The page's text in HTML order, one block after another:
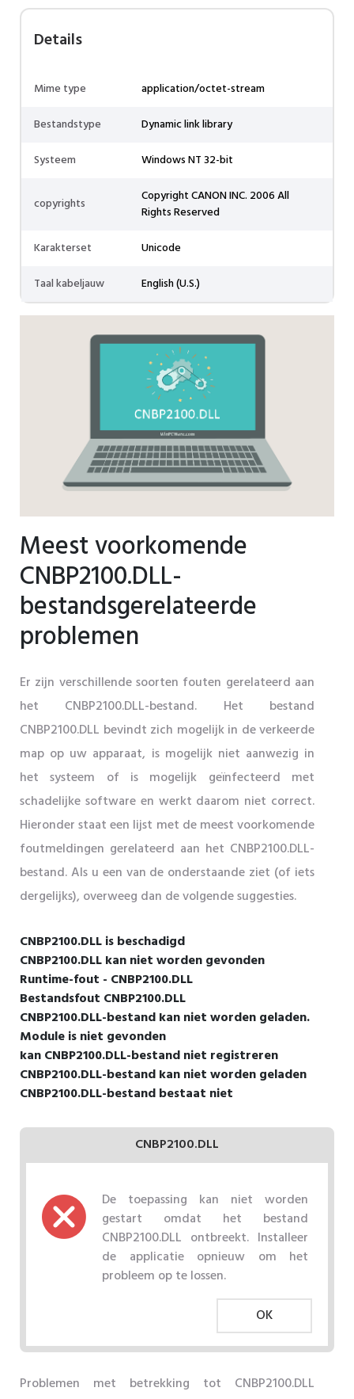
Details
Mime type
application/octet-stream
Bestandstype
Dynamic link library
Systeem
Windows NT 32-bit
copyrights
Copyright CANON INC. 2006 All
Rights Reserved
Karakterset
Unicode
Taal kabeljauw
English (U.S.)
Meest voorkomende
CNBP2100.DLL-
bestandsgerelateerde
problemen
Er zijn verschillende soorten fouten gerelateerd aan
het CNBP2100.DLL-bestand. Het bestand
CNBP2100.DLL bevindt zich mogelijk in de verkeerde
map op uw apparaat, is mogelijk niet aanwezig in
het systeem of is mogelijk geïnfecteerd met
schadelijke software en werkt daarom niet correct.
Hieronder staat een lijst met de meest voorkomende
foutmeldingen gerelateerd aan het CNBP2100.DLL-
bestand. Als u een van de onderstaande ziet (of iets
dergelijks), overweeg dan de volgende suggesties.
CNBP2100.DLL is beschadigd
CNBP2100.DLL kan niet worden gevonden
Runtime-fout - CNBP2100.DLL
Bestandsfout CNBP2100.DLL
CNBP2100.DLL-bestand kan niet worden geladen.
Module is niet gevonden
kan CNBP2100.DLL-bestand niet registreren
CNBP2100.DLL-bestand kan niet worden geladen
CNBP2100.DLL-bestand bestaat niet
CNBP2100.DLL
De toepassing kan niet worden
gestart omdat het bestand
CNBP2100.DLL ontbreekt. Installeer
de applicatie opnieuw om het
probleem op te lossen.
OK
Problemen met betrekking tot CNBP2100.DLL